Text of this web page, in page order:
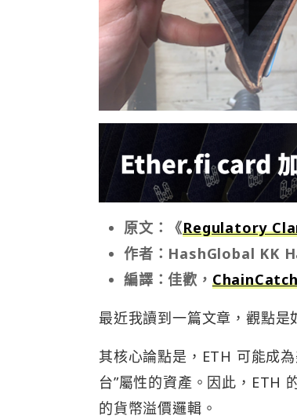
原文：《Regulatory
作者：HashGlobal KK
編譯：佳歡，
最近我讀到一篇文章，觀點是
其核心論點是，ETH 可能成
台”屬性的資產。因此，ETH
的貨幣溢價邏輯。